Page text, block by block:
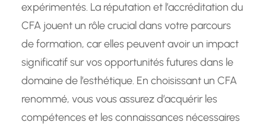
expérimentés. La réputation et l’accréditation du
CFA jouent un rôle crucial dans votre parcours
de formation, car elles peuvent avoir un impact
significatif sur vos opportunités futures dans le
domaine de l’esthétique. En choisissant un CFA
renommé, vous vous assurez d’acquérir les
compétences et les connaissances nécessaires